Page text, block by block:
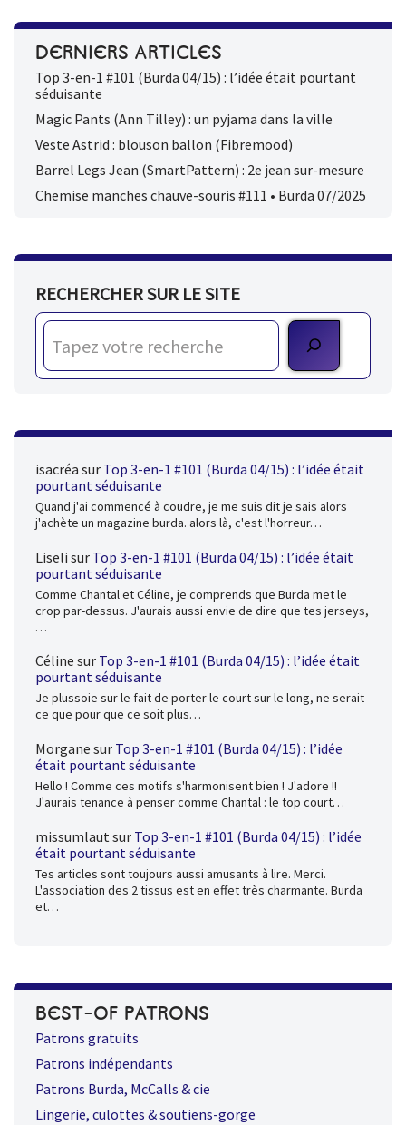
DERNIERS ARTICLES
Top 3-en-1 #101 (Burda 04/15) : l’idée était pourtant
séduisante
Magic Pants (Ann Tilley) : un pyjama dans la ville
Veste Astrid : blouson ballon (Fibremood)
Barrel Legs Jean (SmartPattern) : 2e jean sur-mesure
Chemise manches chauve-souris #111 • Burda 07/2025
RECHERCHER SUR LE SITE
isacréa sur Top 3-en-1 #101 (Burda 04/15) : l’idée était
pourtant séduisante
Quand j'ai commencé à coudre, je me suis dit je sais alors
j'achète un magazine burda. alors là, c'est l'horreur…
Liseli sur Top 3-en-1 #101 (Burda 04/15) : l’idée était
pourtant séduisante
Comme Chantal et Céline, je comprends que Burda met le
crop par-dessus. J'aurais aussi envie de dire que tes jerseys,
…
Céline sur Top 3-en-1 #101 (Burda 04/15) : l’idée était
pourtant séduisante
Je plussoie sur le fait de porter le court sur le long, ne serait-
ce que pour que ce soit plus…
Morgane sur Top 3-en-1 #101 (Burda 04/15) : l’idée
était pourtant séduisante
Hello ! Comme ces motifs s'harmonisent bien ! J'adore !!
J'aurais tenance à penser comme Chantal : le top court…
missumlaut sur Top 3-en-1 #101 (Burda 04/15) : l’idée
était pourtant séduisante
Tes articles sont toujours aussi amusants à lire. Merci.
L'association des 2 tissus est en effet très charmante. Burda
et…
BEST-OF PATRONS
Patrons gratuits
Patrons indépendants
Patrons Burda, McCalls & cie
Lingerie, culottes & soutiens-gorge